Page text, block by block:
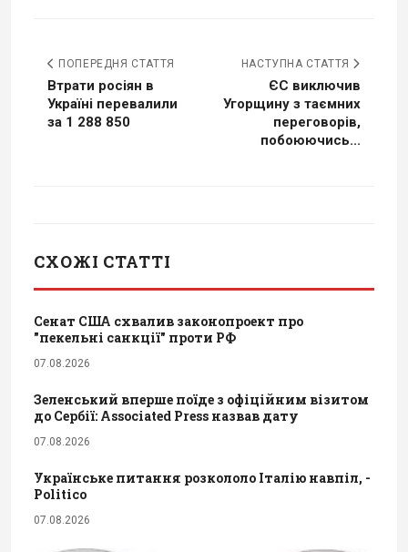
ПОПЕРЕДНЯ СТАТТЯ
Втрати росіян в
Україні перевалили
за 1 288 850
НАСТУПНА СТАТТЯ
ЄС виключив
Угорщину з таємних
переговорів,
побоюючись...
СХОЖІ СТАТТІ
Сенат США схвалив законопроект про
"пекельні санкції" проти РФ
07.08.2026
Зеленський вперше поїде з офіційним візитом
до Сербії: Associated Press назвав дату
07.08.2026
Українське питання розкололо Італію навпіл, -
Politico
07.08.2026